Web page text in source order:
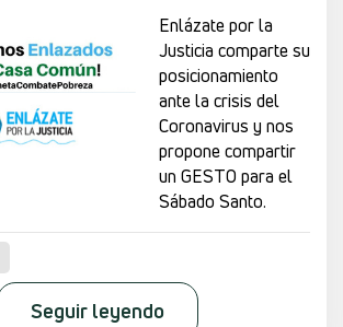
Enlázate por la
Justicia comparte su
posicionamiento
ante la crisis del
Coronavirus y nos
propone compartir
un GESTO para el
Sábado Santo.
Seguir leyendo